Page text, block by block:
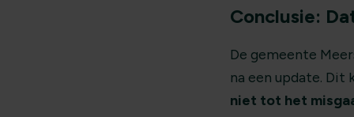
Conclusie:
De gemeente
na een update. Dit
niet tot het